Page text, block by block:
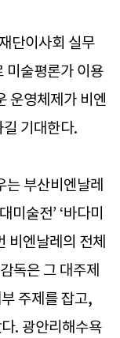
단이사회 실무
미술평론가 이용
운영체제가 비엔
기대한다.
부산비엔날레
술전’ ‘바다미
비엔날레의 전체
독은 그 대주제
주제를 잡고,
. 광안리해수욕